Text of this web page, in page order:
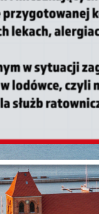
Możesz zmienić
W dowolnym